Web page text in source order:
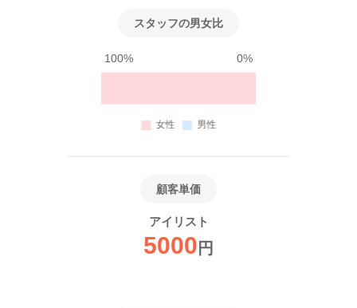
スタッフの男女比
100% 0%
顧客単価
アイリスト
5000 円